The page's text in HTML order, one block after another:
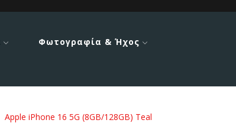
Φωτογραφία & Ήχος
Apple iPhone 16 5G (8GB/128GB) Teal